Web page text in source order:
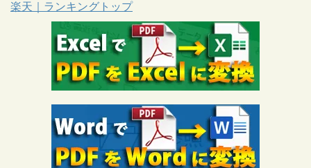
楽天｜ランキングトップ